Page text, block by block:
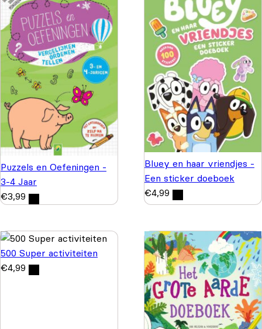
Puzzels en Oefeningen -
3-4 Jaar
€3,99
Bluey en haar vriendjes -
Een sticker doeboek
€4,99
500 Super activiteiten
€4,99